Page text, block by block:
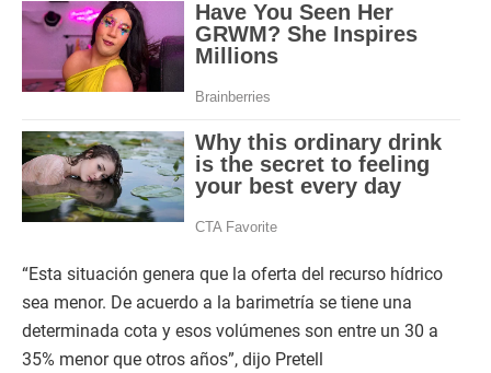
“Esta situación genera que la oferta del recurso hídrico
sea menor. De acuerdo a la barimetría se tiene una
determinada cota y esos volúmenes son entre un 30 a
35% menor que otros años”, dijo Pretell